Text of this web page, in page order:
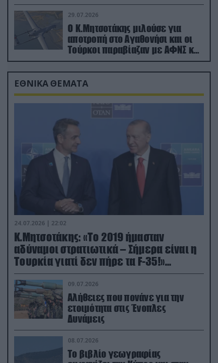
29.07.2026
Ο Κ.Μητσοτάκης μιλούσε για
αποτροπή στο Αγαθονήσι και οι
Τούρκοι παραβίαζαν με ΑΦΝΣ και
drone
ΕΘΝΙΚΑ ΘΕΜΑΤΑ
24.07.2026 | 22:02
Κ.Μητσοτάκης: «Το 2019 ήμασταν
αδύναμοι στρατιωτικά – Σήμερα είναι η
Τουρκία γιατί δεν πήρε τα F-35!»
(βίντεο)
09.07.2026
Αλήθειες που πονάνε για την
ετοιμότητα στις Ένοπλες
Δυνάμεις
08.07.2026
Το βιβλίο γεωγραφίας